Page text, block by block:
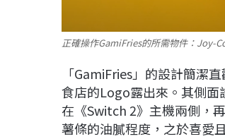
正確操作GamiFries的所需物件：Joy-
「GamiFries」的設計簡潔
食店的Logo露出來。其側面
在《Switch 2》主機兩側，
薯條的油膩程度，之於喜愛